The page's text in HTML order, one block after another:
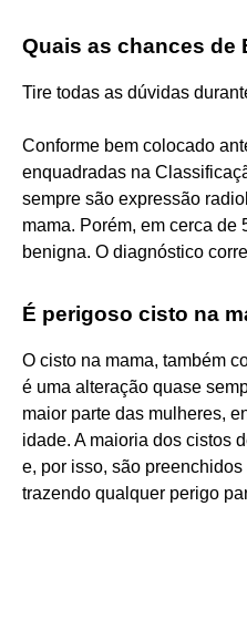
Quais as chances de
Tire todas as dúvidas
Conforme bem colocado
enquadradas na
sempre são expressão
mama. Porém, em cerca de
benigna. O diagnóstico
É perigoso cisto na
O cisto na mama, também
é uma alteração quase
maior parte das mulheres,
idade. A maioria dos cistos
e, por isso, são
trazendo qualquer perigo